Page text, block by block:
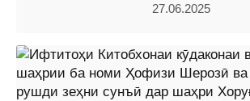
27.06.2025